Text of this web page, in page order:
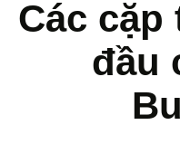
Các cặp
đầu